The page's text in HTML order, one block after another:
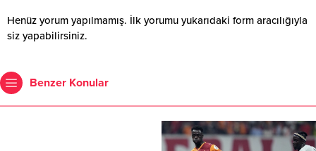
Henüz yorum yapılmamış. İlk yorumu yukarıdaki form aracılığıyla
siz yapabilirsiniz.
Benzer Konular